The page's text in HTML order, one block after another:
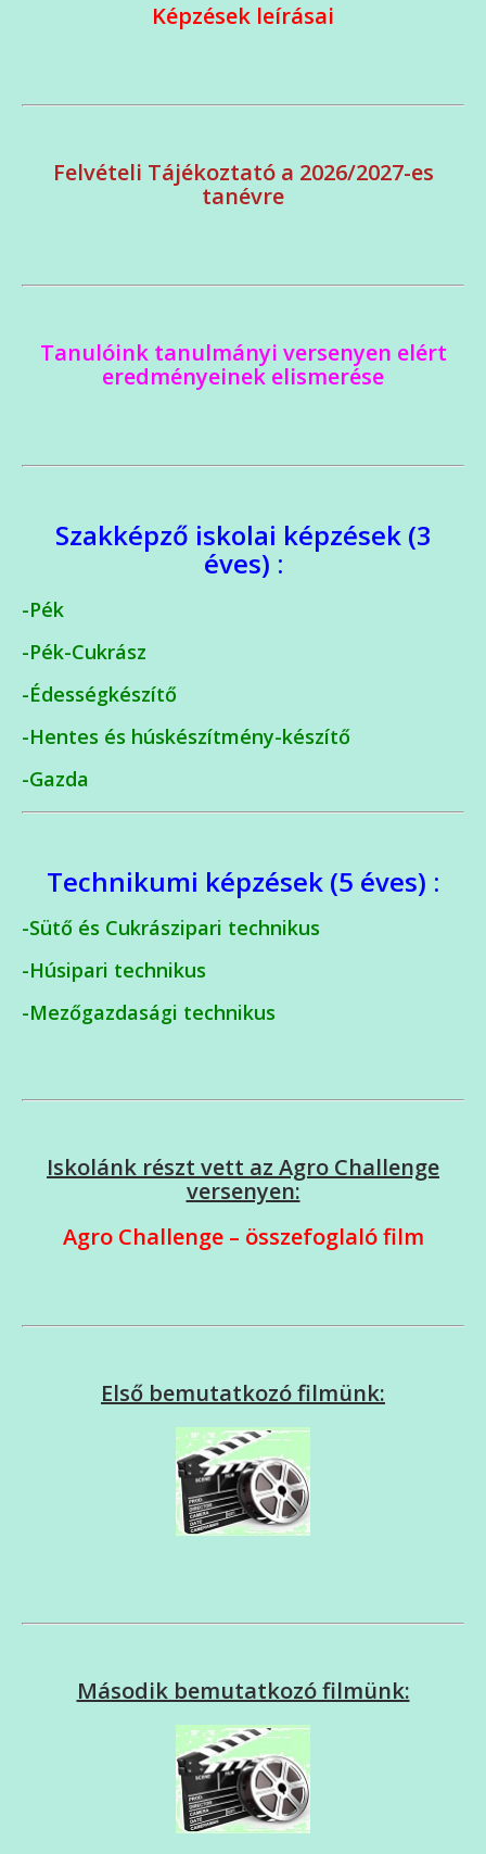
Képzések leírásai
Felvételi Tájékoztató a 2026/2027-es
tanévre
Tanulóink tanulmányi versenyen elért
eredményeinek elismerése
Szakképző iskolai képzések (3
éves) :
-Pék
-Pék-Cukrász
-Édességkészítő
-Hentes és húskészítmény-készítő
-Gazda
Technikumi képzések (5 éves) :
-Sütő és Cukrászipari technikus
-Húsipari technikus
-Mezőgazdasági technikus
Iskolánk részt vett az Agro Challenge
versenyen:
Agro Challenge – összefoglaló film
Első bemutatkozó filmünk:
Második bemutatkozó filmünk: